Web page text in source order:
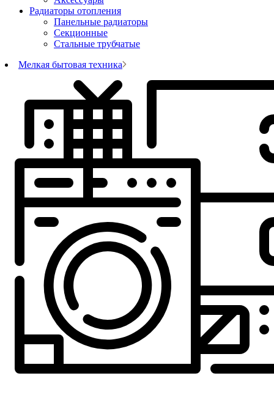
Радиаторы отопления
Панельные радиаторы
Секционные
Стальные трубчатые
Мелкая бытовая техника